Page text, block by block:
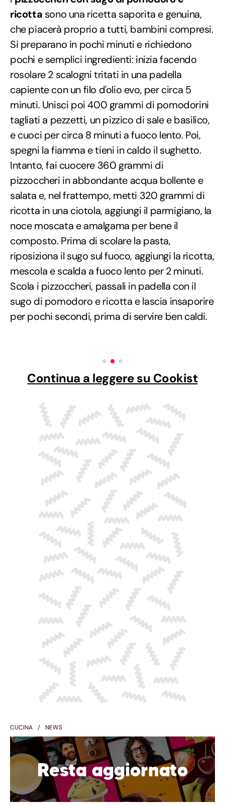
ricotta sono una ricetta saporita e genuina,
che piacerà proprio a tutti, bambini compresi.
Si preparano in pochi minuti e richiedono
pochi e semplici ingredienti: inizia facendo
rosolare 2 scalogni tritati in una padella
capiente con un filo d'olio evo, per circa 5
minuti. Unisci poi 400 grammi di pomodorini
tagliati a pezzetti, un pizzico di sale e basilico,
e cuoci per circa 8 minuti a fuoco lento. Poi,
spegni la fiamma e tieni in caldo il sughetto.
Intanto, fai cuocere 360 grammi di
pizzoccheri in abbondante acqua bollente e
salata e, nel frattempo, metti 320 grammi di
ricotta in una ciotola, aggiungi il parmigiano, la
noce moscata e amalgama per bene il
composto. Prima di scolare la pasta,
riposiziona il sugo sul fuoco, aggiungi la ricotta,
mescola e scalda a fuoco lento per 2 minuti.
Scola i pizzoccheri, passali in padella con il
sugo di pomodoro e ricotta e lascia insaporire
per pochi secondi, prima di servire ben caldi.
Continua a leggere su Cookist
CUCINA NEWS
Resta aggiornato